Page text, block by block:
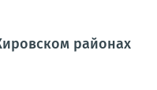
районах